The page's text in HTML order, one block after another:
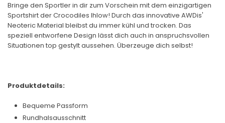
Bringe den Sportler in dir zum Vorschein mit dem einzigartigen
Sportshirt der Crocodiles Ihlow! Durch das innovative AWDis'
Neoteric Material bleibst du immer kühl und trocken. Das
speziell entworfene Design lässt dich auch in anspruchsvollen
Situationen top gestylt aussehen. Überzeuge dich selbst!
Produktdetails:
Bequeme Passform
Rundhalsausschnitt